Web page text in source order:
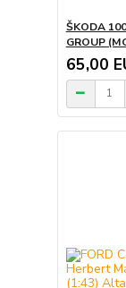
ŠKODA
GROUP
65,00